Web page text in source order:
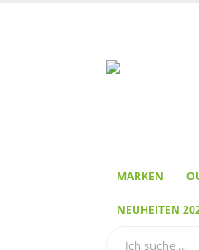
MARKEN
NEUHEITEN